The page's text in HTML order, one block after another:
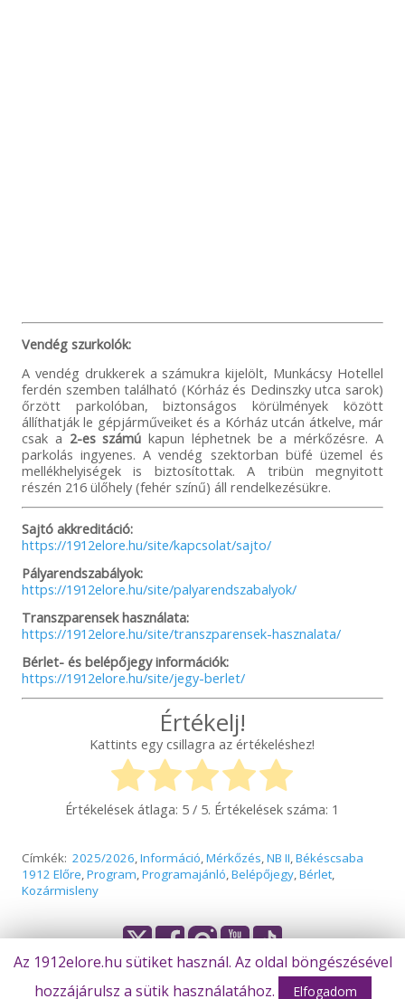
Vendég szurkolók:
A vendég drukkerek a számukra kijelölt, Munkácsy Hotellel
ferdén szemben található (Kórház és Dedinszky utca sarok)
őrzött parkolóban, biztonságos körülmények között
állíthatják le gépjárműveiket és a Kórház utcán átkelve, már
csak a 2-es számú kapun léphetnek be a mérkőzésre. A
parkolás ingyenes. A vendég szektorban büfé üzemel és
mellékhelyiségek is biztosítottak. A tribün megnyitott
részén 216 ülőhely (fehér színű) áll rendelkezésükre.
Sajtó akkreditáció:
https://1912elore.hu/site/kapcsolat/sajto/
Pályarendszabályok:
https://1912elore.hu/site/palyarendszabalyok/
Transzparensek használata:
https://1912elore.hu/site/transzparensek-hasznalata/
Bérlet- és belépőjegy információk:
https://1912elore.hu/site/jegy-berlet/
Értékelj!
Kattints egy csillagra az értékeléshez!
Értékelések átlaga: 5 / 5. Értékelések száma: 1
Címkék: 2025/2026,Információ,Mérkőzés,NB II,Békéscsaba
1912 Előre,Program,Programajánló,Belépőjegy,Bérlet,
Kozármisleny
© Békéscsaba 1912 Előre Futball Zrt.
Az 1912elore.hu sütiket használ. Az oldal böngészésével
hozzájárulsz a sütik használatához.
Elfogadom